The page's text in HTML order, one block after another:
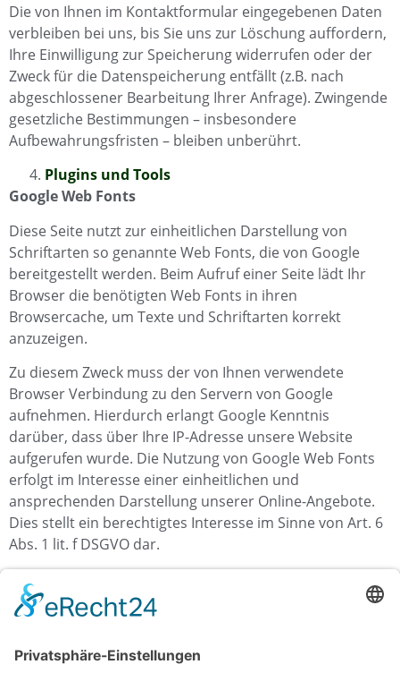
Die von Ihnen im Kontaktformular eingegebenen Daten
verbleiben bei uns, bis Sie uns zur Löschung auffordern,
Ihre Einwilligung zur Speicherung widerrufen oder der
Zweck für die Datenspeicherung entfällt (z.B. nach
abgeschlossener Bearbeitung Ihrer Anfrage). Zwingende
gesetzliche Bestimmungen – insbesondere
Aufbewahrungsfristen – bleiben unberührt.
Plugins und Tools
Google Web Fonts
Diese Seite nutzt zur einheitlichen Darstellung von
Schriftarten so genannte Web Fonts, die von Google
bereitgestellt werden. Beim Aufruf einer Seite lädt Ihr
Browser die benötigten Web Fonts in ihren
Browsercache, um Texte und Schriftarten korrekt
anzuzeigen.
Zu diesem Zweck muss der von Ihnen verwendete
Browser Verbindung zu den Servern von Google
aufnehmen. Hierdurch erlangt Google Kenntnis
darüber, dass über Ihre IP-Adresse unsere Website
aufgerufen wurde. Die Nutzung von Google Web Fonts
erfolgt im Interesse einer einheitlichen und
ansprechenden Darstellung unserer Online-Angebote.
Dies stellt ein berechtigtes Interesse im Sinne von Art. 6
Abs. 1 lit. f DSGVO dar.
Wenn Ihr Browser Web Fonts nicht unterstützt, wird eine
Standardschrift von Ihrem Computer genutzt.
unterhttps://developers.google.com/fonts/faq